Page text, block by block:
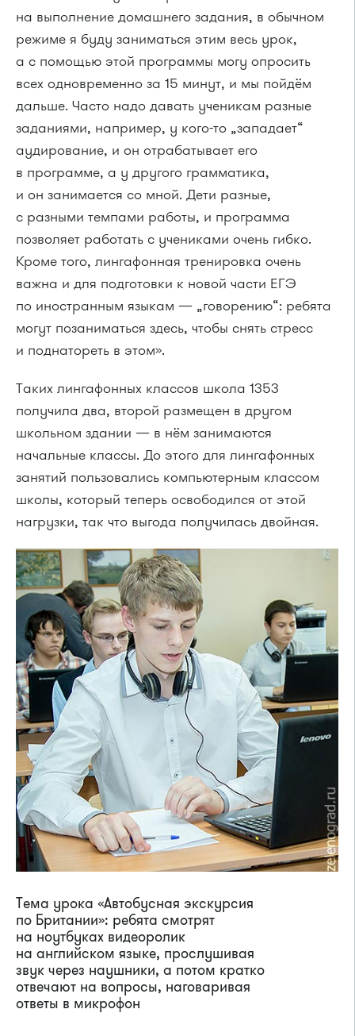
на выполнение домашнего задания, в обычном
режиме я буду заниматься этим весь урок,
а с помощью этой программы могу опросить
всех одновременно за 15 минут, и мы пойдём
дальше. Часто надо давать ученикам разные
заданиями, например, у кого-то „западает“
аудирование, и он отрабатывает его
в программе, а у другого грамматика,
и он занимается со мной. Дети разные,
с разными темпами работы, и программа
позволяет работать с учениками очень гибко.
Кроме того, лингафонная тренировка очень
важна и для подготовки к новой части ЕГЭ
по иностранным языкам — „говорению“: ребята
могут позаниматься здесь, чтобы снять стресс
и поднатореть в этом».
Таких лингафонных классов школа 1353
получила два, второй размещен в другом
школьном здании — в нём занимаются
начальные классы. До этого для лингафонных
занятий пользовались компьютерным классом
школы, который теперь освободился от этой
нагрузки, так что выгода получилась двойная.
Тема урока «Автобусная экскурсия
по Британии»: ребята смотрят
на ноутбуках видеоролик
на английском языке, прослушивая
звук через наушники, а потом кратко
отвечают на вопросы, наговаривая
ответы в микрофон